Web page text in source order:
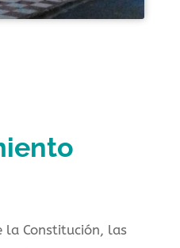
la Constitución, las